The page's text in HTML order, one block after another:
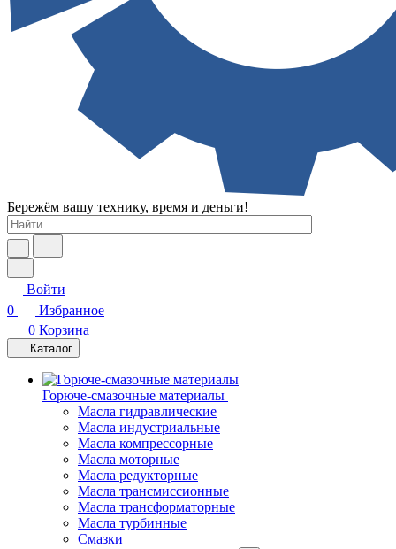
Бережём вашу технику, время и деньги!
Войти
0
Избранное
0 Корзина
Каталог
Горюче-смазочные материалы
Масла гидравлические
Масла индустриальные
Масла компрессорные
Масла моторные
Масла редукторные
Масла трансмиссионные
Масла трансформаторные
Масла турбинные
Смазки